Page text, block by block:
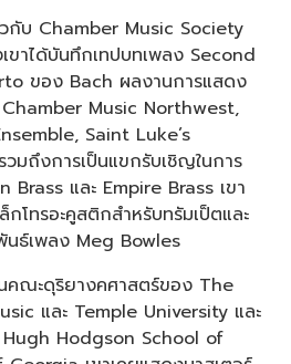
บ Chamber Music Society
าได้บันทึกเทปบทเพลง Second
ของ Bach ผลงานการแสดง
Chamber Music Northwest,
Saint Luke’s
มถึงการเป็นแขกรับเชิญในการ
และ Empire Brass เขา
โทรอะคูสติกสำหรับทรัมเป็ตและ
นธ์เพลง Meg Bowles
ณะดุริยางคศาสตร์ของ The
และ Temple University และ
Hugh Hodgson School of